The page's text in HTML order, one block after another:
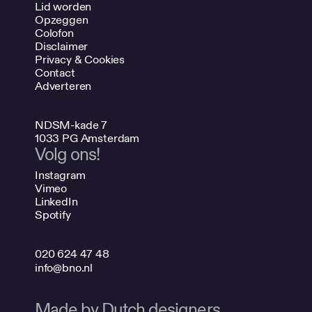
Lid worden
Opzeggen
Colofon
Disclaimer
Privacy & Cookies
Contact
Adverteren
NDSM-kade 7
1033 PG Amsterdam
Volg ons!
Instagram
Vimeo
LinkedIn
Spotify
020 624 47 48
info@bno.nl